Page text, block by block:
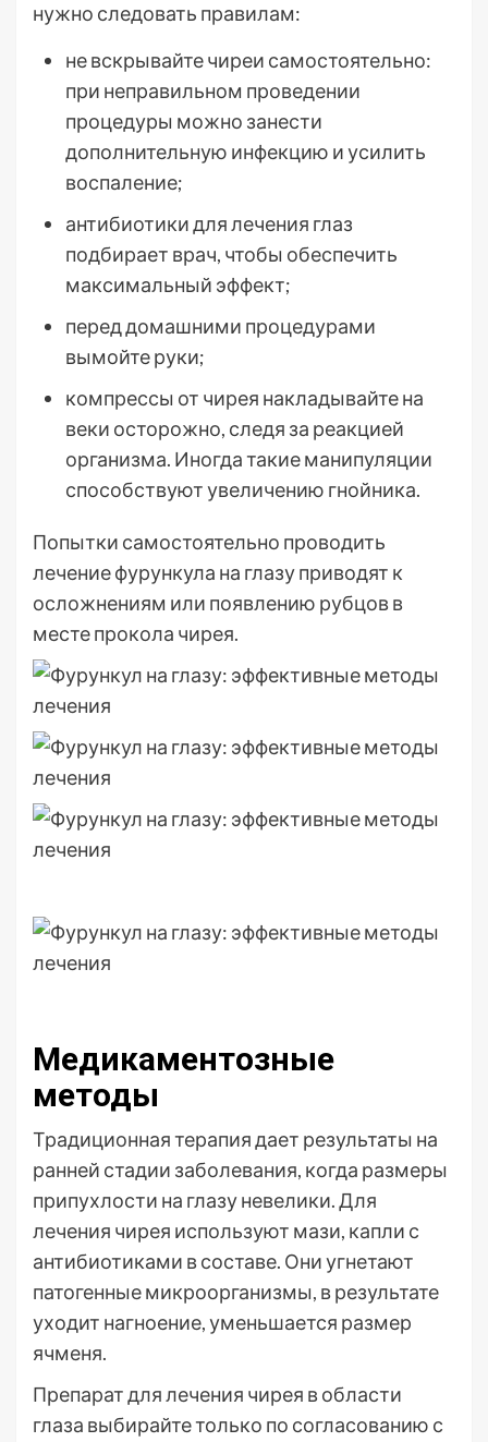
нужно следовать правилам:
не вскрывайте чиреи самостоятельно:
при неправильном проведении
процедуры можно занести
дополнительную инфекцию и усилить
воспаление;
антибиотики для лечения глаз
подбирает врач, чтобы обеспечить
максимальный эффект;
перед домашними процедурами
вымойте руки;
компрессы от чирея накладывайте на
веки осторожно, следя за реакцией
организма. Иногда такие манипуляции
способствуют увеличению гнойника.
Попытки самостоятельно проводить
лечение фурункула на глазу приводят к
осложнениям или появлению рубцов в
месте прокола чирея.
Медикаментозные
методы
Традиционная терапия дает результаты на
ранней стадии заболевания, когда размеры
припухлости на глазу невелики. Для
лечения чирея используют мази, капли с
антибиотиками в составе. Они угнетают
патогенные микроорганизмы, в результате
уходит нагноение, уменьшается размер
ячменя.
Препарат для лечения чирея в области
глаза выбирайте только по согласованию с